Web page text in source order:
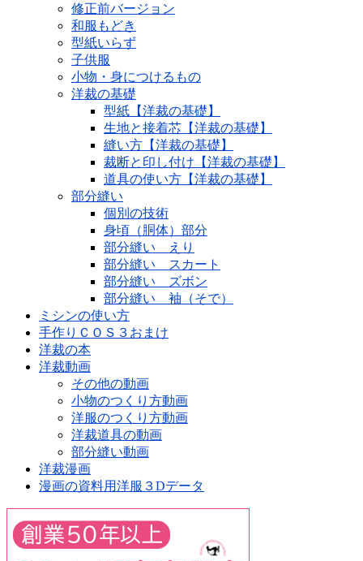
修正前バージョン
和服もどき
型紙いらず
子供服
小物・身につけるもの
洋裁の基礎
型紙【洋裁の基礎】
生地と接着芯【洋裁の基礎】
縫い方【洋裁の基礎】
裁断と印し付け【洋裁の基礎】
道具の使い方【洋裁の基礎】
部分縫い
個別の技術
身頃（胴体）部分
部分縫い えり
部分縫い スカート
部分縫い ズボン
部分縫い 袖（そで）
ミシンの使い方
手作りＣＯＳ３おまけ
洋裁の本
洋裁動画
その他の動画
小物のつくり方動画
洋服のつくり方動画
洋裁道具の動画
部分縫い動画
洋裁漫画
漫画の資料用洋服３Dデータ